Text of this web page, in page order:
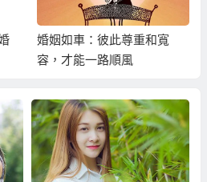
婚姻如車：彼此尊重和寬
容，才能一路順風